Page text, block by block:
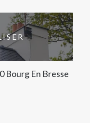
Bourg En Bresse